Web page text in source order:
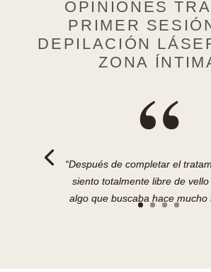
OPINIONES
PRIMER
DEPILACIÓN
ZONA
“
“Después de completar el
siento totalmente libre de vello
algo que buscaba hace mucho